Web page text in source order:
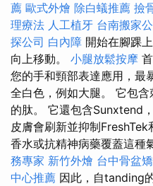
薦 歐式外燴 除白蟻推薦 撿
理療法 人工植牙 台南搬家
探公司 白內障 開始在腳踝
向上移動。 小腿放鬆按摩
您的手和頸部表達應用，最
全白色，例如大腿。 它包
的肽。 它還包含Sunxtend
皮膚會刷新並抑制
香水或抗精神病藥覆蓋這種
務專家 新竹外燴 台中骨盆
中心推薦 因此，自tanding